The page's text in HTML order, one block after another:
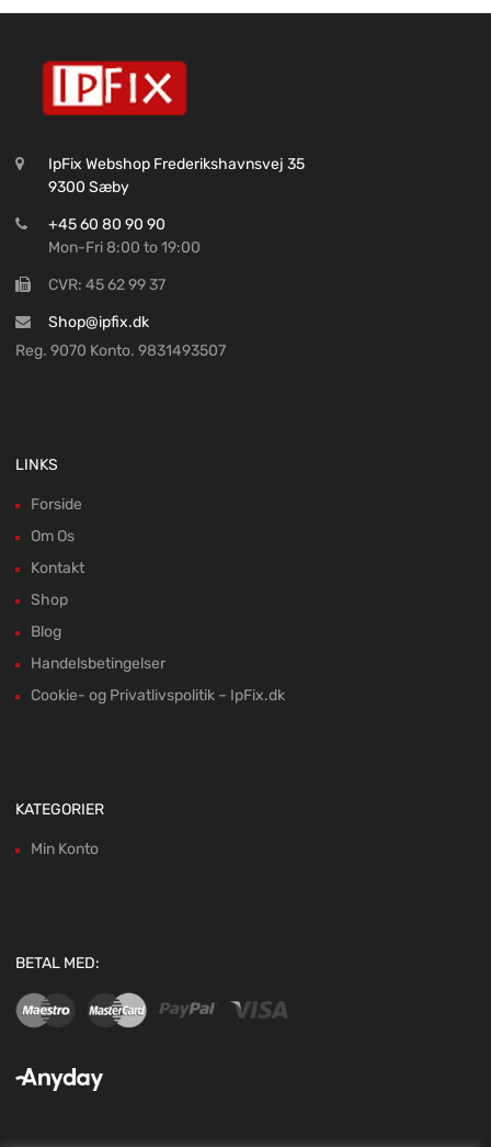
IpFix Webshop Frederikshavnsvej 35
9300 Sæby
+45 60 80 90 90
Mon-Fri 8:00 to 19:00
CVR: 45 62 99 37
Shop@ipfix.dk
Reg. 9070 Konto. 9831493507
LINKS
Forside
Om Os
Kontakt
Shop
Blog
Handelsbetingelser
Cookie- og Privatlivspolitik – IpFix.dk
KATEGORIER
Min Konto
BETAL MED: